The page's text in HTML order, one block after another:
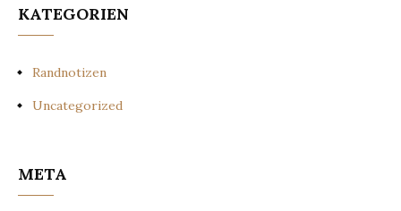
KATEGORIEN
Randnotizen
Uncategorized
META